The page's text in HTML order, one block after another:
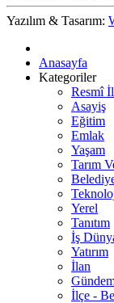
Yazılım & Tasarım:
Anasayfa
Kategoriler
Resmî
Asayiş
Eğitim
Emlak
Yaşam
Tarım
Yerel
Tanıtım
İş
Yatırım
İlan
İlçe -